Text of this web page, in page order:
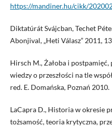
https://mandiner.hu/cikk/
Diktatúrát Svájcban, Techet
Abonjival, „Heti Válasz” 2011,
Hirsch M., Żałoba i postpamięć,
wiedzy o przeszłości na tle
red. E. Domańska, Poznań 2010.
LaCapra D., Historia w okresie
tożsamość, teoria krytyczna,